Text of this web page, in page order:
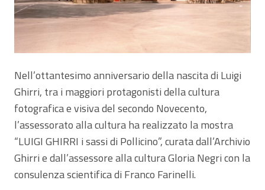
Nell’ottantesimo anniversario della nascita di Luigi
Ghirri, tra i maggiori protagonisti della cultura
fotografica e visiva del secondo Novecento,
l’assessorato alla cultura ha realizzato la mostra
“LUIGI GHIRRI i sassi di Pollicino”, curata dall’Archivio
Ghirri e dall’assessore alla cultura Gloria Negri con la
consulenza scientifica di Franco Farinelli.